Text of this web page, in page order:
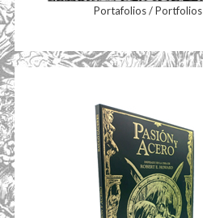
Portafolios / Portfolios